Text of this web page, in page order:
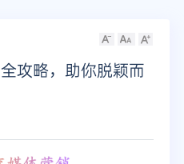
攻略，助你脱颖而